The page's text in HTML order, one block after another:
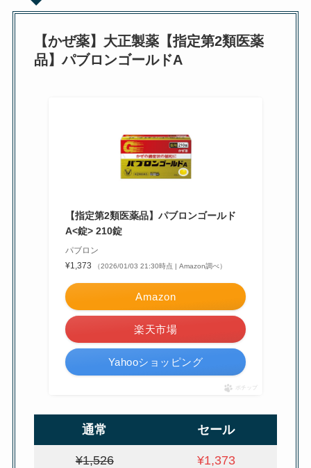
【かぜ薬】大正製薬【指定第2類医薬
品】パブロンゴールドA
【指定第2類医薬品】パブロンゴールド
A<錠> 210錠
パブロン
¥1,373
（2026/01/03 21:30時点 | Amazon調べ）
Amazon
楽天市場
Yahooショッピング
ポチップ
通常 セール
¥1,526 ¥1,373